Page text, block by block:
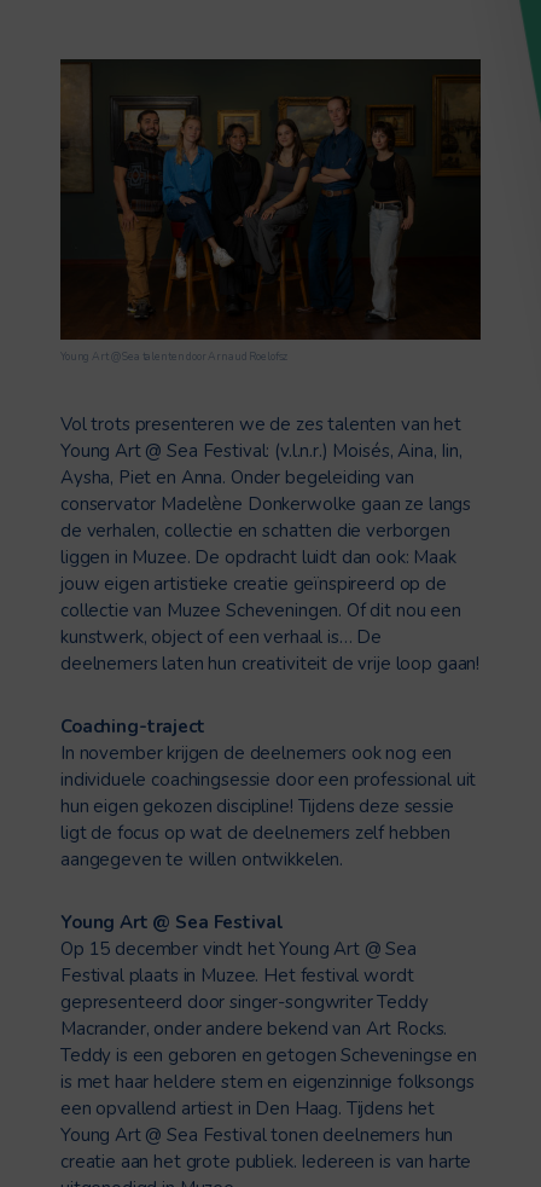
Young Art @ Sea talenten door Arnaud Roelofsz
Vol trots presenteren we de zes talenten van het
Young Art @ Sea Festival: (v.l.n.r.) Moisés, Aina, Iin,
Aysha, Piet en Anna. Onder begeleiding van
conservator Madelène Donkerwolke gaan ze langs
de verhalen, collectie en schatten die verborgen
liggen in Muzee. De opdracht luidt dan ook: Maak
jouw eigen artistieke creatie geïnspireerd op de
collectie van Muzee Scheveningen. Of dit nou een
kunstwerk, object of een verhaal is… De
deelnemers laten hun creativiteit de vrije loop gaan!
Coaching-traject
In november krijgen de deelnemers ook nog een
individuele coachingsessie door een professional uit
hun eigen gekozen discipline! Tijdens deze sessie
ligt de focus op wat de deelnemers zelf hebben
aangegeven te willen ontwikkelen.
Young Art @ Sea Festival
Op 15 december vindt het Young Art @ Sea
Festival plaats in Muzee. Het festival wordt
gepresenteerd door singer-songwriter Teddy
Macrander, onder andere bekend van Art Rocks.
Teddy is een geboren en getogen Scheveningse en
is met haar heldere stem en eigenzinnige folksongs
een opvallend artiest in Den Haag. Tijdens het
Young Art @ Sea Festival tonen deelnemers hun
creatie aan het grote publiek. Iedereen is van harte